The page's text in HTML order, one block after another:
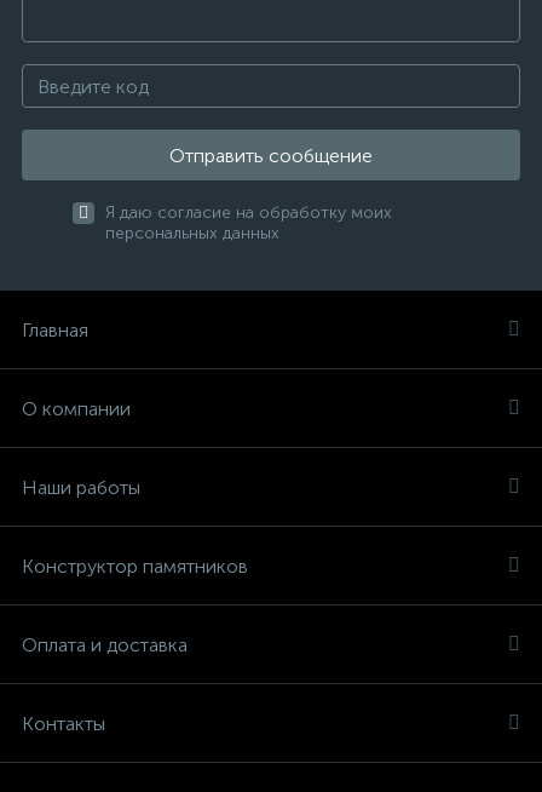
Отправить сообщение
Я даю согласие на обработку моих
персональных данных
Главная
О компании
Наши работы
Конструктор памятников
Оплата и доставка
Контакты